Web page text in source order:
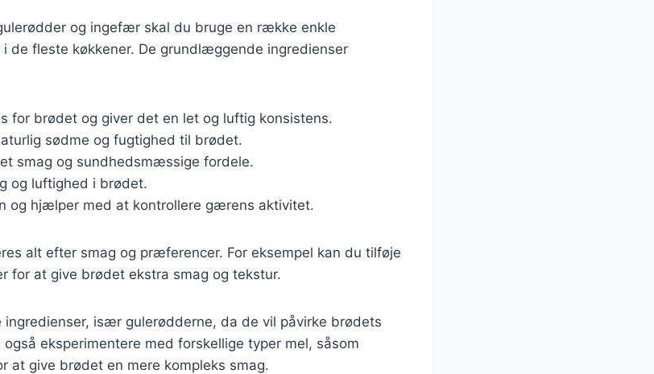
og ingefær skal du bruge en række enkle
de fleste køkkener. De grundlæggende ingredienser
for brødet og giver det en let og luftig konsistens.
sødme og fugtighed til brødet.
smag og sundhedsmæssige fordele.
og luftighed i brødet.
og hjælper med at kontrollere gærens aktivitet.
alt efter smag og præferencer. For eksempel kan du tilføje
for at give brødet ekstra smag og tekstur.
især gulerødderne, da de vil påvirke brødets
eksperimentere med forskellige typer mel, såsom
at give brødet en mere kompleks smag.